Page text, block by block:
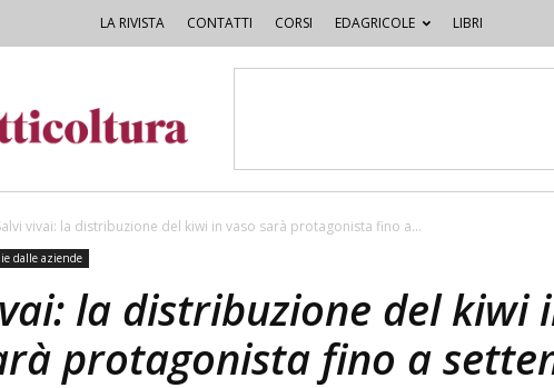
LA RIVISTA CONTATTI CORSI EDAGRICOLE LIBRI
vivai: la distribuzione del kiwi in vaso sarà protagonista fino a...
dalle aziende
la distribuzione del kiwi
protagonista fino a